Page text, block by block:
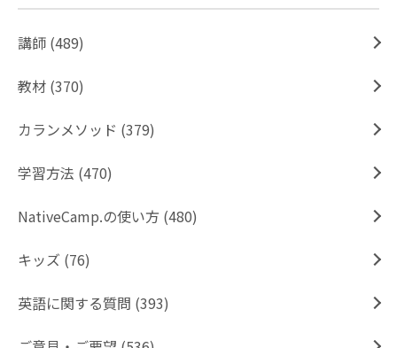
講師 (489)
教材 (370)
カランメソッド (379)
学習方法 (470)
NativeCamp.の使い方 (480)
キッズ (76)
英語に関する質問 (393)